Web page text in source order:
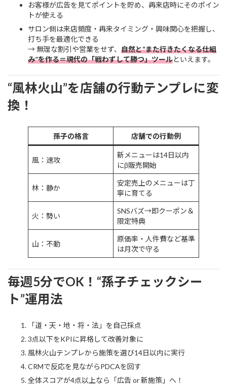
お客様が広告を見てポイントを貯め、再来店時にそのポイン
トが使える
サロン側は来店頻度・再来タイミング・興味関心を把握し、
打ち手を最適化できる
→ 無理な割引や営業をせず、 自然と“また行きたくなる仕組
み”を作る＝現代の「戦わずして勝つ」ツールといえます。
“風林火山”を店舗の行動テンプレに変
換！
孫子の格言 店舗での行動例
風：速攻
新メニューは14日以内
にβ販売開始
林：静か
安定売上のメニューは丁
寧に育てる
火：勢い
SNSバズ→即クーポン＆
限定特典
山：不動
原価率・人件費など基準
は月次で守る
毎週5分でOK！“孫子チェックシー
ト”運用法
「道・天・地・将・法」を自己採点
3点以下をKPIに昇格して改善対象に
風林火山テンプレから施策を選び14日以内に実行
CRMで反応を見ながらPDCAを回す
全体スコアが4点以上なら「広告 or 新施策」へ！